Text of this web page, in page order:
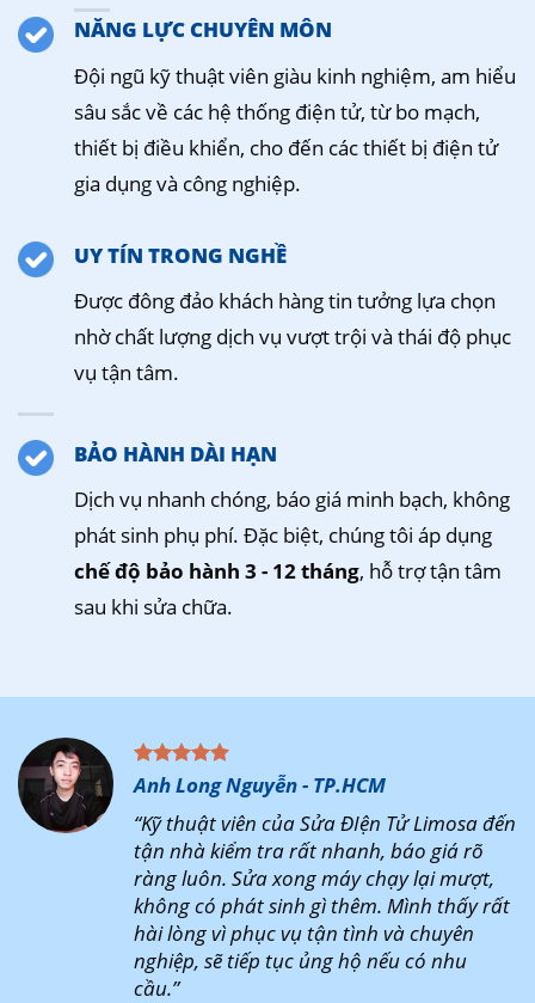
NĂNG LỰC CHUYÊN MÔN
Đội ngũ kỹ thuật viên giàu kinh nghiệm, am hiểu
sâu sắc về các hệ thống điện tử, từ bo mạch,
thiết bị điều khiển, cho đến các thiết bị điện tử
gia dụng và công nghiệp.
UY TÍN TRONG NGHỀ
Được đông đảo khách hàng tin tưởng lựa chọn
nhờ chất lượng dịch vụ vượt trội và thái độ phục
vụ tận tâm.
BẢO HÀNH DÀI HẠN
Dịch vụ nhanh chóng, báo giá minh bạch, không
phát sinh phụ phí. Đặc biệt, chúng tôi áp dụng
chế độ bảo hành 3 - 12 tháng, hỗ trợ tận tâm
sau khi sửa chữa.
Anh Long Nguyễn - TP.HCM
“Kỹ thuật viên của Sửa ĐIện Tử Limosa đến
tận nhà kiểm tra rất nhanh, báo giá rõ
ràng luôn. Sửa xong máy chạy lại mượt,
không có phát sinh gì thêm. Mình thấy rất
hài lòng vì phục vụ tận tình và chuyên
nghiệp, sẽ tiếp tục ủng hộ nếu có nhu
cầu.”